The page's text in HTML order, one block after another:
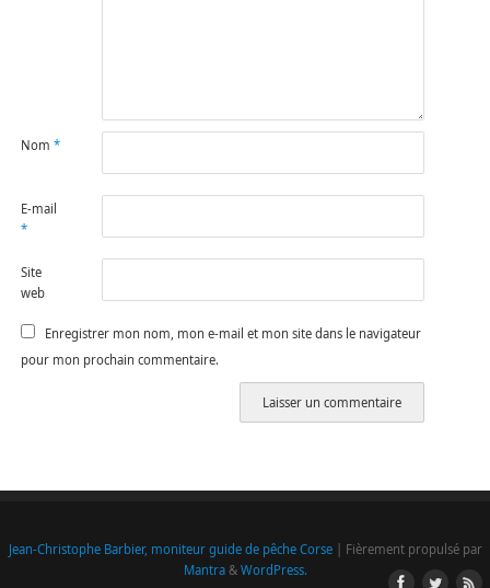
Nom *
E-mail
*
Site
web
Enregistrer mon nom, mon e-mail et mon site dans le navigateur
pour mon prochain commentaire.
Jean-Christophe Barbier, moniteur guide de pêche Corse| Fièrement propulsé par
Mantra& WordPress.